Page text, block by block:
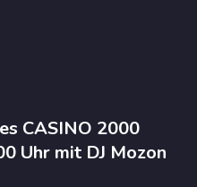
CASINO 2000
Uhr mit DJ Mozon